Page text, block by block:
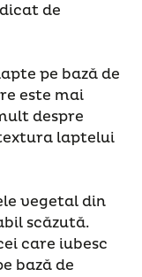
de
pe bază de
este mai
despre
laptelui
vegetal din
scăzută.
care iubesc
bază de